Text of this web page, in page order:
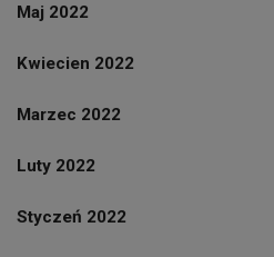
Maj 2022
Kwiecien 2022
Marzec 2022
Luty 2022
Styczeń 2022